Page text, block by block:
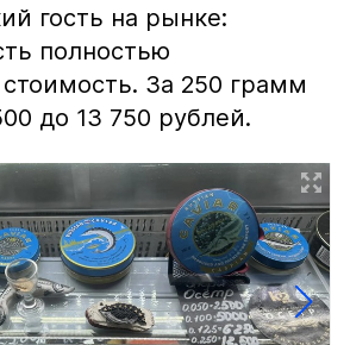
гость на рынке:
полностью
За 250 грамм
до 13 750 рублей.